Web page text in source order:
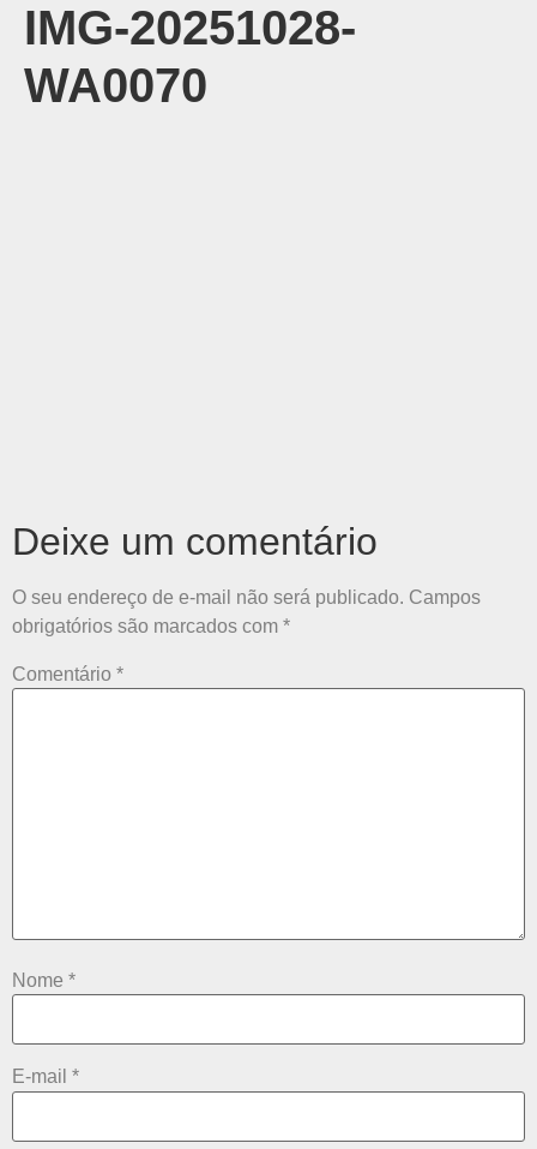
IMG-20251028-
WA0070
Deixe um comentário
O seu endereço de e-mail não será publicado. Campos
obrigatórios são marcados com *
Comentário *
Nome *
E-mail *